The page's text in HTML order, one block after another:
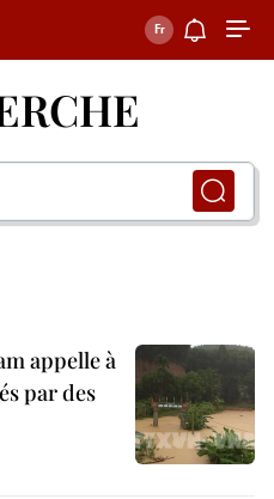
appelle à
par des